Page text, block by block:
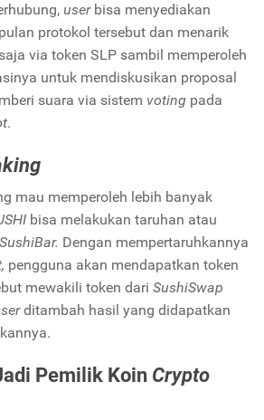
user bisa menyediakan
protokol tersebut dan menarik
via token SLP sambil memperoleh
untuk mendiskusikan proposal
suara via sistem voting pada
.
mau memperoleh lebih banyak
bisa melakukan taruhan atau
SushiBar. Dengan mempertaruhkannya
pengguna akan mendapatkan token
mewakili token dari SushiSwap
ditambah hasil yang didapatkan
Pemilik Koin Crypto